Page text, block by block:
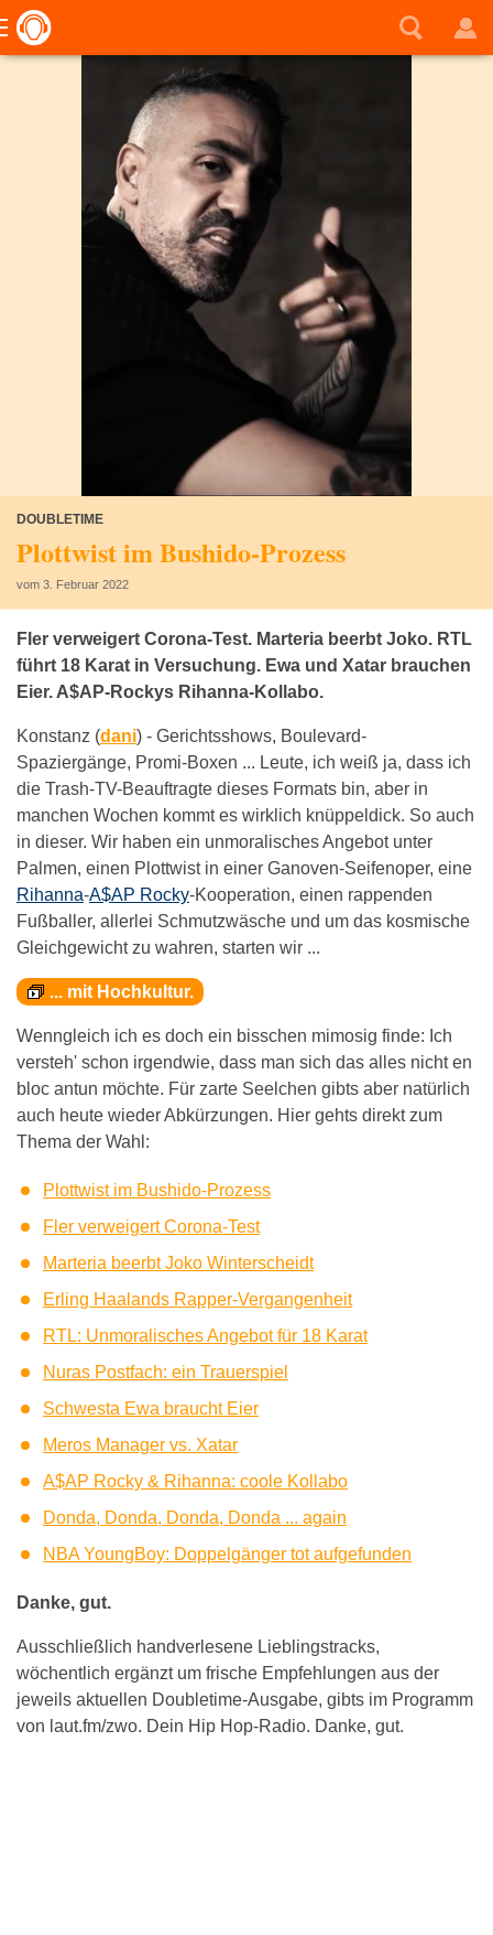
DOUBLETIME
Plottwist im Bushido-Prozess
vom 3. Februar 2022
Fler verweigert Corona-Test. Marteria beerbt Joko. RTL
führt 18 Karat in Versuchung. Ewa und Xatar brauchen
Eier. A$AP-Rockys Rihanna-Kollabo.
Konstanz (dani) - Gerichtsshows, Boulevard-
Spaziergänge, Promi-Boxen ... Leute, ich weiß ja, dass ich
die Trash-TV-Beauftragte dieses Formats bin, aber in
manchen Wochen kommt es wirklich knüppeldick. So auch
in dieser. Wir haben ein unmoralisches Angebot unter
Palmen, einen Plottwist in einer Ganoven-Seifenoper, eine
Rihanna-A$AP Rocky-Kooperation, einen rappenden
Fußballer, allerlei Schmutzwäsche und um das kosmische
Gleichgewicht zu wahren, starten wir ...
... mit Hochkultur.
Wenngleich ich es doch ein bisschen mimosig finde: Ich
versteh' schon irgendwie, dass man sich das alles nicht en
bloc antun möchte. Für zarte Seelchen gibts aber natürlich
auch heute wieder Abkürzungen. Hier gehts direkt zum
Thema der Wahl:
Plottwist im Bushido-Prozess
Fler verweigert Corona-Test
Marteria beerbt Joko Winterscheidt
Erling Haalands Rapper-Vergangenheit
RTL: Unmoralisches Angebot für 18 Karat
Nuras Postfach: ein Trauerspiel
Schwesta Ewa braucht Eier
Meros Manager vs. Xatar
A$AP Rocky & Rihanna: coole Kollabo
Donda, Donda, Donda, Donda ... again
NBA YoungBoy: Doppelgänger tot aufgefunden
Danke, gut.
Ausschließlich handverlesene Lieblingstracks,
wöchentlich ergänzt um frische Empfehlungen aus der
jeweils aktuellen Doubletime-Ausgabe, gibts im Programm
von laut.fm/zwo. Dein Hip Hop-Radio. Danke, gut.